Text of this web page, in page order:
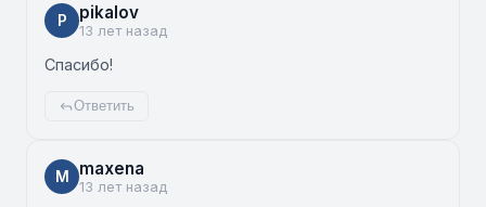
P pikalov
13 лет назад
Спасибо!
Ответить
M maxena
13 лет назад